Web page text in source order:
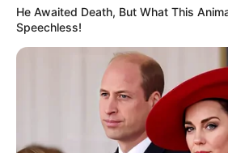
He Awaited Death, But What This
Speechless!